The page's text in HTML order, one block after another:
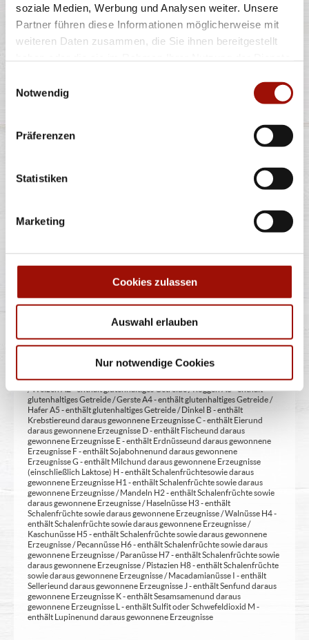
soziale Medien, Werbung und Analysen weiter. Unsere
Partner führen diese Informationen möglicherweise mit
weiteren Daten zusammen, die Sie ihnen bereitgestellt
Notwendig
Präferenzen
Statistiken
Marketing
Cookies zulassen
Auswahl erlauben
Nur notwendige Cookies
Alle Preise in €. Alle Preise inkl. gesetzl. MwSt. Alle Angaben zu
Produkten abweichen. Wir liefern innerhalb von ca. 30 Minuten.
** Informationen zu möglichen Spuren von Allergenen seitens unsere
Hersteller finden Sie unter www.pizzamax.de/produktinformationen
1 - mit Farbstoffen 2 - mit Konservierungsmittel 3 - mit
Antioxidationsmittel 4 - mit Geschmacksverstärker 5 - geschwefelt 6 -
Zuckerart/en und Süßungsmittel/n 12 - nur bei Tafelsüßen zusätzlich
zur Angabe 13 - enthält eine Phenylalaninquelle (zusätzlich zur Angabe
Angabe 15 - unter Schutzatmosphäre verpackt 16 - chininhaltig 17 -
Aufmerksamkeit bei Kindern beeinträchtigen (bei Azo-Farbstoffen) 22
23 - mit Nitritpökelsalz 24 - enthält Alkohol 25 - mit Stabilisatoren 26 -
A - enthält Glutenhaltiges Getreide A1 - enthält glutenhaltiges Getreide
/ Weizen A2 - enthält glutenhaltiges Getreide / Roggen A3 - enthält
glutenhaltiges Getreide / Gerste A4 - enthält glutenhaltiges Getreide /
Hafer A5 - enthält glutenhaltiges Getreide / Dinkel B - enthält
Krebstiere und daraus gewonnene Erzeugnisse C - enthält Eier und
daraus gewonnene Erzeugnisse D - enthält Fische und daraus
gewonnene Erzeugnisse E - enthält Erdnüsse und daraus gewonnene
Erzeugnisse F - enthält Sojabohnen und daraus gewonnene
Erzeugnisse G - enthält Milch und daraus gewonnene Erzeugnisse
(einschließlich Laktose) H - enthält Schalenfrüchte sowie daraus
gewonnene Erzeugnisse H1 - enthält Schalenfrüchte sowie daraus
gewonnene Erzeugnisse / Mandeln H2 - enthält Schalenfrüchte sowie
daraus gewonnene Erzeugnisse / Haselnüsse H3 - enthält
Schalenfrüchte sowie daraus gewonnene Erzeugnisse / Walnüsse H4 -
enthält Schalenfrüchte sowie daraus gewonnene Erzeugnisse /
Kaschunüsse H5 - enthält Schalenfrüchte sowie daraus gewonnene
Erzeugnisse / Pecannüsse H6 - enthält Schalenfrüchte sowie daraus
gewonnene Erzeugnisse / Paranüsse H7 - enthält Schalenfrüchte sowie
daraus gewonnene Erzeugnisse / Pistazien H8 - enthält Schalenfrüchte
sowie daraus gewonnene Erzeugnisse / Macadamianüsse I - enthält
Sellerie und daraus gewonnene Erzeugnisse J - enthält Senf und daraus
gewonnene Erzeugnisse K - enthält Sesamsamen und daraus
gewonnene Erzeugnisse L - enthält Sulfit oder Schwefeldioxid M -
enthält Lupinen und daraus gewonnene Erzeugnisse